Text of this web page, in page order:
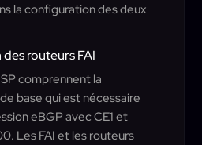
la configuration des deux
routeurs FAI
comprennent la
base qui est nécessaire
eBGP avec CE1 et
Les FAI et les routeurs